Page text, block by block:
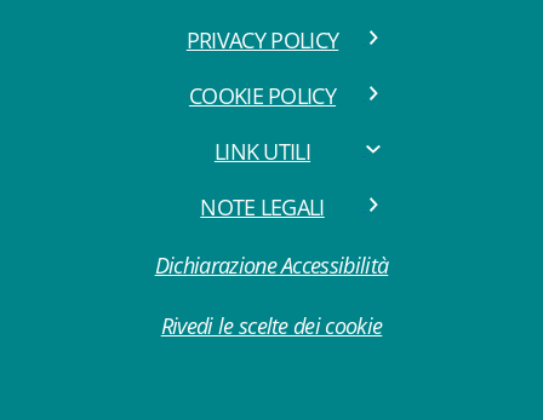
PRIVACY POLICY
COOKIE POLICY
LINK UTILI
NOTE LEGALI
Dichiarazione Accessibilità
Rivedi le scelte dei cookie